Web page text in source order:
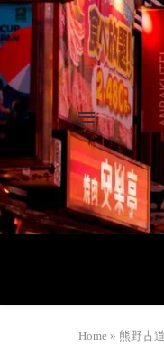
Home » 熊野古